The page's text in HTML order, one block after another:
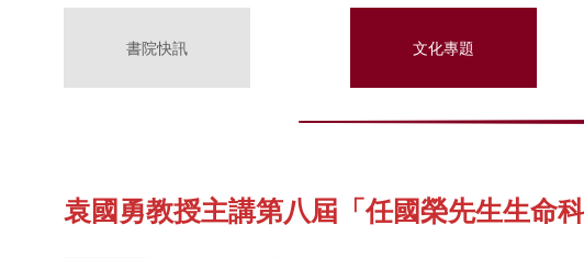
書院快訊 文化專題
袁國勇教授主講第八屆「任國榮先生生命科